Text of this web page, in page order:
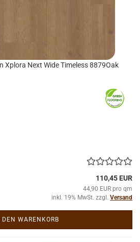
Xplo­ra Next Wide Ti­me­l­ess 8879Oak
110,45 EUR
44,90 EUR pro qm
inkl. 19% MwSt. zzgl. Versand
DEN WARENKORB